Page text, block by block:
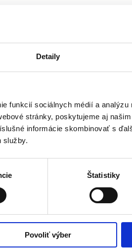
Detaily
funkcií sociálnych médií a
stránky, poskytujeme aj
informácie skombinovať s
služby.
Štatistiky
Povoliť výber
zónami
silné krvácanie
spol. s r.o. Einsteinova 24, 851